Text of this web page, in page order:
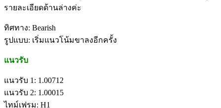
รายละเอียดด้านล่างค่ะ
ทิศทาง: Bearish
รูปแบบ: เริ่มแนวโน้มขาลงอีกครั้ง
แนวรับ
แนวรับ 1: 1.00712
แนวรับ 2: 1.00015
ไทม์เฟรม: H1